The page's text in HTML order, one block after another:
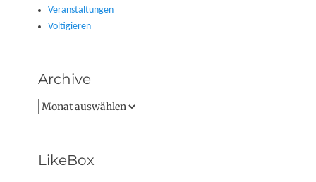
Veranstaltungen
Voltigieren
Archive
Archive
LikeBox